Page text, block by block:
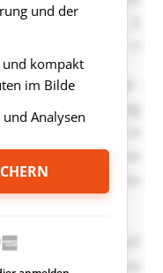
und der
und kompakt
im Bilde
Analysen